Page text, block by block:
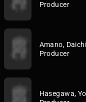
Producer
Amano, Daichi
Producer
Hasegawa,